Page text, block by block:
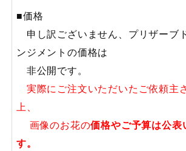
■価格
申し訳ございません、プリザーブ
ンジメントの価格は
非公開です。
実際にご注文いただいたご依頼主
上、
画像のお花の価格やご予算は公表
す。